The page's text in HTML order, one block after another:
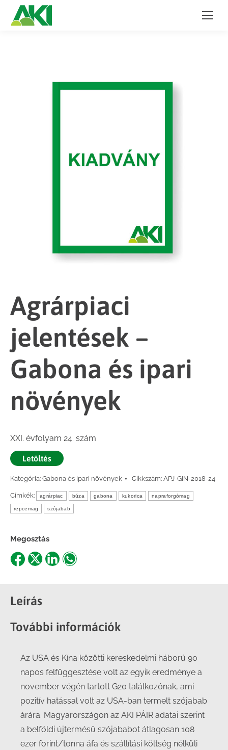
Agrárpiaci
jelentések –
Gabona és ipari
növények
XXI. évfolyam 24. szám
Letöltés
Kategória: Gabona és ipari növények Cikkszám: APJ-GIN-2018-24
Címkék: agrárpiac búza gabona kukorica napraforgómag
repcemag szójabab
Megosztás
Share
Facebook
Share
X
ShareShare
Leírás
További információk
Az USA és Kína közötti kereskedelmi háború 90
napos felfüggesztése volt az egyik eredménye a
november végén tartott G20 találkozónak, ami
pozitív hatással volt az USA-ban termelt szójabab
árára. Magyarországon az AKI PÁIR adatai szerint
a belföldi újtermésű szójababot átlagosan 108
ezer forint/tonna áfa és szállítási költség nélküli